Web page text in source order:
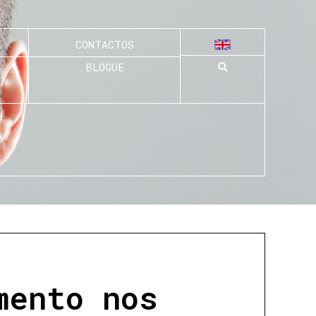
CONTACTOS
BLOGUE
nos